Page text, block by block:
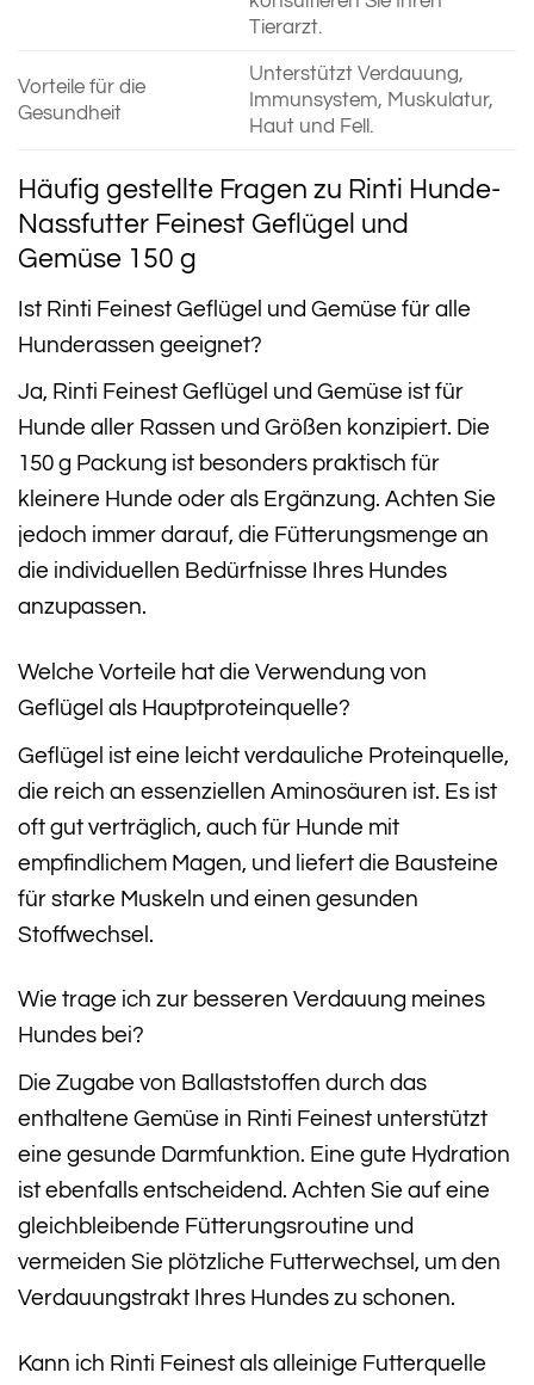
Tierarzt.
Vorteile für die
Gesundheit
Unterstützt Verdauung,
Immunsystem, Muskulatur,
Haut und Fell.
Häufig gestellte Fragen zu Rinti Hunde-
Nassfutter Feinest Geflügel und
Gemüse 150 g
Ist Rinti Feinest Geflügel und Gemüse für alle
Hunderassen geeignet?
Ja, Rinti Feinest Geflügel und Gemüse ist für
Hunde aller Rassen und Größen konzipiert. Die
150 g Packung ist besonders praktisch für
kleinere Hunde oder als Ergänzung. Achten Sie
jedoch immer darauf, die Fütterungsmenge an
die individuellen Bedürfnisse Ihres Hundes
anzupassen.
Welche Vorteile hat die Verwendung von
Geflügel als Hauptproteinquelle?
Geflügel ist eine leicht verdauliche Proteinquelle,
die reich an essenziellen Aminosäuren ist. Es ist
oft gut verträglich, auch für Hunde mit
empfindlichem Magen, und liefert die Bausteine
für starke Muskeln und einen gesunden
Stoffwechsel.
Wie trage ich zur besseren Verdauung meines
Hundes bei?
Die Zugabe von Ballaststoffen durch das
enthaltene Gemüse in Rinti Feinest unterstützt
eine gesunde Darmfunktion. Eine gute Hydration
ist ebenfalls entscheidend. Achten Sie auf eine
gleichbleibende Fütterungsroutine und
vermeiden Sie plötzliche Futterwechsel, um den
Verdauungstrakt Ihres Hundes zu schonen.
Kann ich Rinti Feinest als alleinige Futterquelle